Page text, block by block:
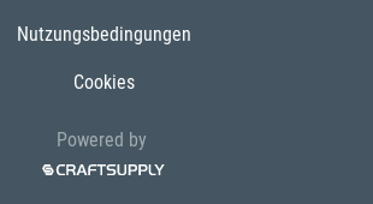
Nutzungsbedingungen
Cookies
Powered by